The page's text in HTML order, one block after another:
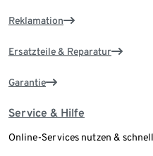
Reklamation
Ersatzteile & Reparatur
Garantie
Service & Hilfe
Online-Services nutzen &